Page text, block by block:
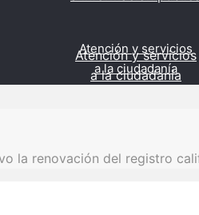
Atención y servicios
a la ciudadanía
Atención y servicios
a la ciudadanía
la renovación del registro